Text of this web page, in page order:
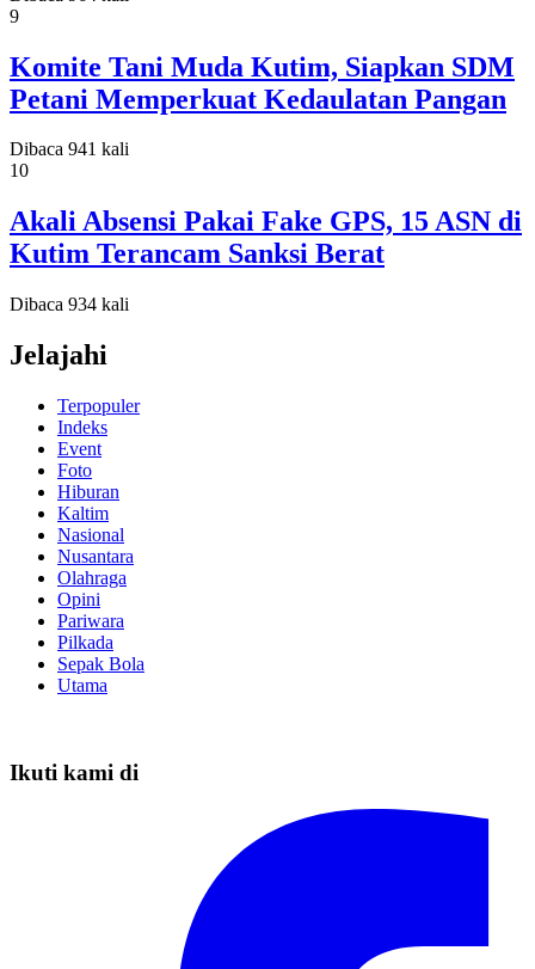
9
Komite Tani Muda Kutim, Siapkan SDM
Petani Memperkuat Kedaulatan Pangan
Dibaca 941 kali
10
Akali Absensi Pakai Fake GPS, 15 ASN di
Kutim Terancam Sanksi Berat
Dibaca 934 kali
Jelajahi
Terpopuler
Indeks
Event
Foto
Hiburan
Kaltim
Nasional
Nusantara
Olahraga
Opini
Pariwara
Pilkada
Sepak Bola
Utama
Ikuti kami di